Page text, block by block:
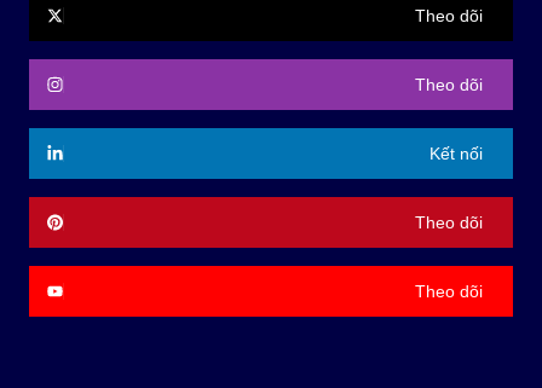
Theo dõi
Theo dõi
Kết nối
Theo dõi
Theo dõi